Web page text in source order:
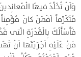
وَاَنْ تُخَلِّدَ فيهَا
مُتَكَرِّماً اَفَمَنْ كانَ
فَأَسْأَلُكَ بِالْقُدْرَةِ الَّتى
مَنْ عَلَيْهِ اَجْرَيْتَها اَنْ